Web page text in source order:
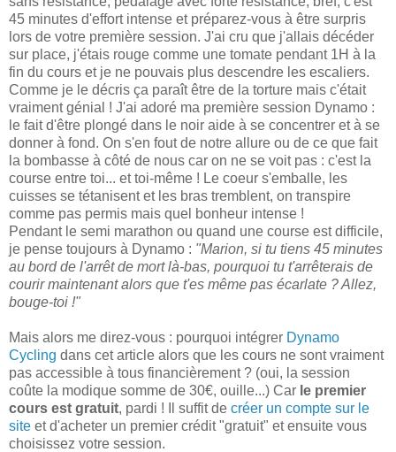
45 minutes d'effort intense et préparez-vous à être surpris
lors de votre première session. J'ai cru que j'allais décéder
sur place, j'étais rouge comme une tomate pendant 1H à la
fin du cours et je ne pouvais plus descendre les escaliers.
Comme je le décris ça paraît être de la torture mais c'était
vraiment génial ! J'ai adoré ma première session Dynamo :
le fait d'être plongé dans le noir aide à se concentrer et à se
donner à fond. On s'en fout de notre allure ou de ce que fait
la bombasse à côté de nous car on ne se voit pas : c'est la
course entre toi... et toi-même ! Le coeur s'emballe, les
cuisses se tétanisent et les bras tremblent, on transpire
comme pas permis mais quel bonheur intense !
Pendant le semi marathon ou quand une course est difficile,
je pense toujours à Dynamo : "Marion, si tu tiens 45 minutes
au bord de l'arrêt de mort là-bas, pourquoi tu t'arrêterais de
courir maintenant alors que t'es même pas écarlate ? Allez,
bouge-toi !"
Mais alors me direz-vous : pourquoi intégrer Dynamo
Cycling dans cet article alors que les cours ne sont vraiment
pas accessible à tous financièrement ? (oui, la session
coûte la modique somme de 30€, ouille...) Car le premier
cours est gratuit, pardi ! Il suffit de créer un compte sur le
site et d'acheter un premier crédit "gratuit" et ensuite vous
choisissez votre session.